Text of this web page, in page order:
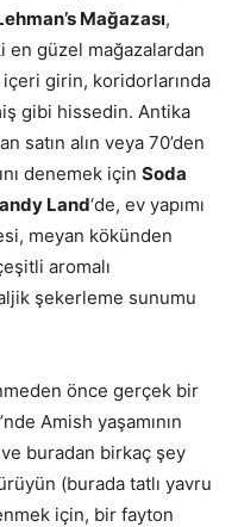
Mağazası,
en güzel mağazalardan
girin, koridorlarında
gibi hissedin. Antika
satın alın veya 70’den
denemek için Soda
Land‘de, ev yapımı
meyan kökünden
aromalı
şekerleme sunumu
önce gerçek bir
’nde Amish yaşamının
buradan birkaç şey
(burada tatlı yavru
için, bir fayton